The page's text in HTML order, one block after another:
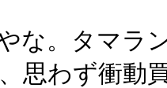
な。タマラ
思わず衝動